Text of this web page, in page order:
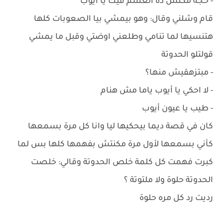
قام وشلني وقال: وهو بيمشي بيا الصعوبات كلها
هتنسيها لما تنامي وطلعني اوضتي وقبل ما يمشي
قولتلو الحدوتة
- مبتزهقيش منها؟
- لا احكي يا أيوب ياما مش هنام
- طيب يا عيون أيوب
كان في قصة ديما بيحكيها ليا وانا كل مرة بسمعها
كأني بسمعها لأول مرة مكنتش بفهمها كلها بس لما
كبرت فهمت كل كلمة خلص الحدوتة وقالي: خلصت
الحدوتة حلوة ولا ملتوتة ؟
رديت رد كل مره حلوة